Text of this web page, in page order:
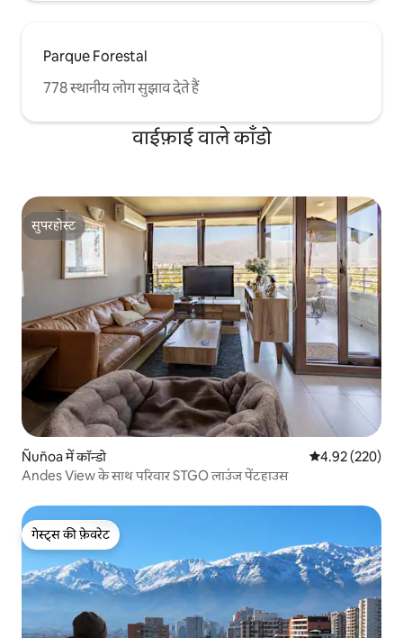
Parque Forestal
778 स्थानीय लोग सुझाव देते हैं
वाईफ़ाई वाले काँडो
सुपरहोस्ट
सुपरहोस्ट
Ñuñoa में कॉन्डो औसत रेटिंग 5 में से
4.92 (220)
Andes View के साथ परिवार STGO लाउंज पेंटहाउस
गेस्ट्स की फ़ेवरेट
गेस्ट्स की फ़ेवरेट